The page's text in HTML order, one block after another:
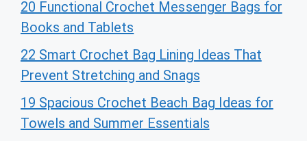
20 Functional Crochet Messenger Bags for
Books and Tablets
22 Smart Crochet Bag Lining Ideas That
Prevent Stretching and Snags
19 Spacious Crochet Beach Bag Ideas for
Towels and Summer Essentials